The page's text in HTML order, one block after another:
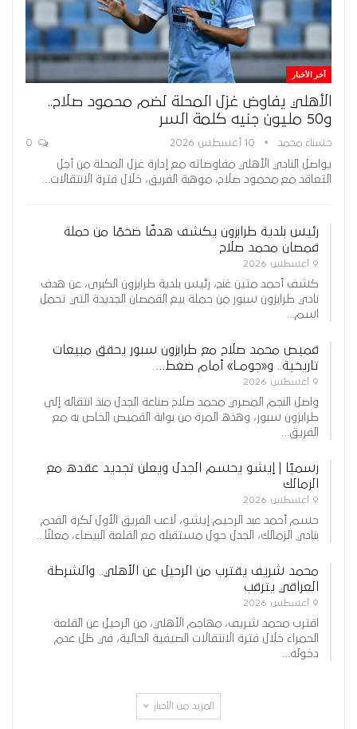
آخر الأخبار
الأهلي يفاوض غزل المحلة لضم محمود صلاح..
و50 مليون جنيه كلمة السر
حسناء محمد 10 أغسطس 2026
يواصل النادي الأهلي مفاوضاته مع إدارة غزل المحلة من أجل
التعاقد مع محمود صلاح، موهبة الفريق، خلال فترة الانتقالات…
رئيس بلدية طرابزون يكشف هدفًا ضخمًا من حملة
قمصان محمد صلاح
9 أغسطس 2026
كشف أحمد متين غنج، رئيس بلدية طرابزون الكبرى، عن هدف
نادي طرابزون سبور من حملة بيع القمصان الجديدة التي تحمل
اسم…
قميص محمد صلاح مع طرابزون سبور يحقق مبيعات
تاريخية.. و«جومـا» أمام ضغط…
9 أغسطس 2026
واصل النجم المصري محمد صلاح صناعة الجدل منذ انتقاله إلى
طرابزون سبور، وهذه المرة من بوابة القميص الخاص به مع
الفريق…
رسميًا | إيشو يحسم الجدل ويعلن تجديد عقده مع
الزمالك
9 أغسطس 2026
حسم أحمد عبد الرحيم إيشو، لاعب الفريق الأول لكرة القدم
بنادي الزمالك، الجدل حول مستقبله مع القلعة البيضاء، معلنًا…
محمد شريف يقترب من الرحيل عن الأهلي.. والشرطة
العراقي يترقب
9 أغسطس 2026
اقترب محمد شريف، مهاجم الأهلي، من الرحيل عن القلعة
الحمراء خلال فترة الانتقالات الصيفية الحالية، في ظل عدم
دخوله…
المزيد من الأخبار